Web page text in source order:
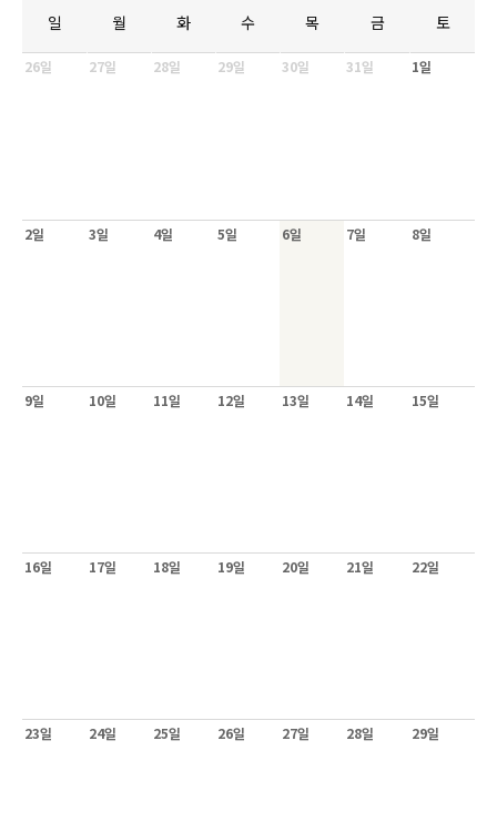
일 월 화 수 목 금 토
26일 27일 28일 29일 30일 31일 1일
2일 3일 4일 5일 6일 7일 8일
9일 10일 11일 12일 13일 14일 15일
16일 17일 18일 19일 20일 21일 22일
23일 24일 25일 26일 27일 28일 29일